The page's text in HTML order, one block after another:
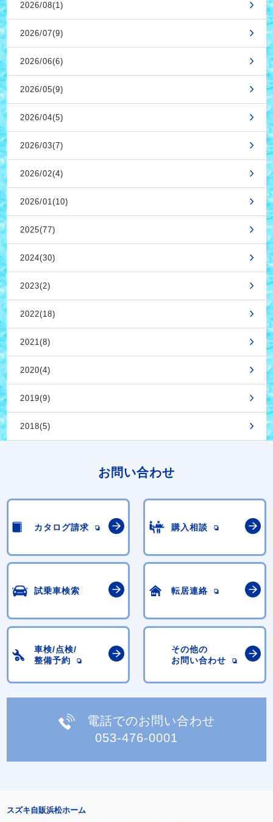
2026/08(1)
2026/07(9)
2026/06(6)
2026/05(9)
2026/04(5)
2026/03(7)
2026/02(4)
2026/01(10)
2025(77)
2024(30)
2023(2)
2022(18)
2021(8)
2020(4)
2019(9)
2018(5)
お問い合わせ
カタログ請求 購入相談
試乗車検索 転居連絡
車検/点検/
整備予約
その他の
お問い合わせ
電話でのお問い合わせ
053-476-0001
スズキ自販浜松ホーム